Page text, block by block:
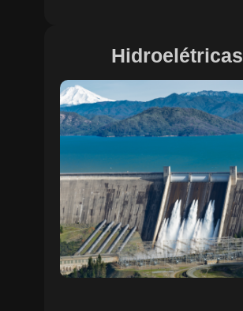
Hidroelétricas